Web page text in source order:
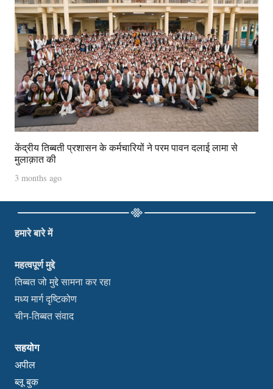
केंद्रीय तिब्बती प्रशासन के कर्मचारियों ने परम पावन दलाई लामा से
मुलाक़ात की
3 months ago
हमारे बारे में
महत्वपूर्ण मुद्दे
तिब्बत जो मुद्दे सामना कर रहा
मध्य मार्ग दृष्टिकोण
चीन-तिब्बत संवाद
सहयोग
अपील
ब्लू बुक